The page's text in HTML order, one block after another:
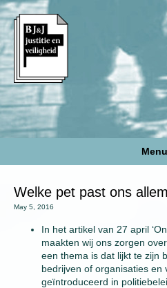
Menu
Welke pet past ons
May 5, 2016
In het artikel van 27 april
maakten wij ons zorgen
een thema is dat lijkt te zijn
bedrijven of organisaties en
geïntroduceerd in